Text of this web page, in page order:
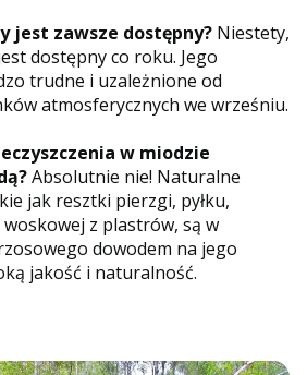
jest zawsze dostępny? Niestety,
dostępny co roku. Jego
trudne i uzależnione od
atmosferycznych we wrześniu.
w miodzie
Absolutnie nie! Naturalne
jak resztki pierzgi, pyłku,
z plastrów, są w
dowodem na jego
jakość i naturalność.